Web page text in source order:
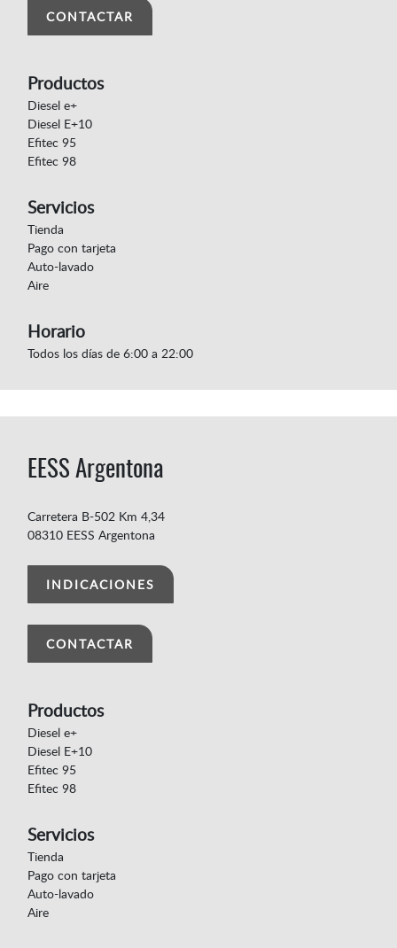
CONTACTAR
Productos
Diesel e+
Diesel E+10
Efitec 95
Efitec 98
Servicios
Tienda
Pago con tarjeta
Auto-lavado
Aire
Horario
Todos los días de 6:00 a 22:00
EESS Argentona
Carretera B-502 Km 4,34
08310 EESS Argentona
INDICACIONES
CONTACTAR
Productos
Diesel e+
Diesel E+10
Efitec 95
Efitec 98
Servicios
Tienda
Pago con tarjeta
Auto-lavado
Aire